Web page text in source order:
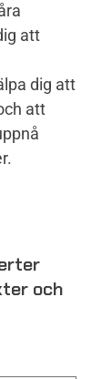
att
dig att
att
och